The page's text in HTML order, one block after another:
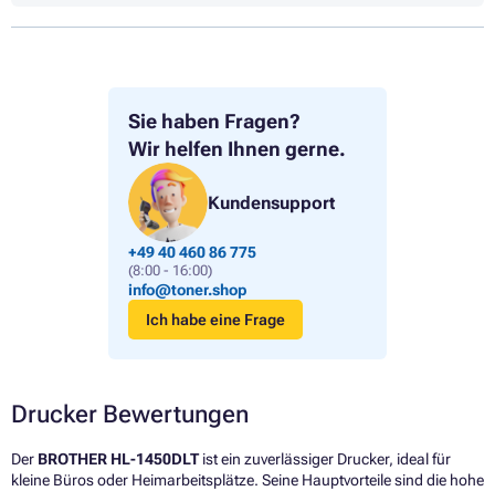
Sie haben Fragen?
Wir helfen Ihnen gerne.
Kundensupport
+49 40 460 86 775
(8:00 - 16:00)
info@toner.shop
Ich habe eine Frage
Drucker Bewertungen
Der BROTHER HL-1450DLTist ein zuverlässiger Drucker, ideal für
kleine Büros oder Heimarbeitsplätze. Seine Hauptvorteile sind die hohe